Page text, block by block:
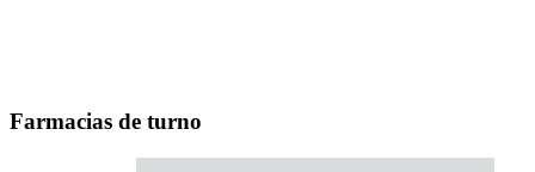
Farmacias de turno